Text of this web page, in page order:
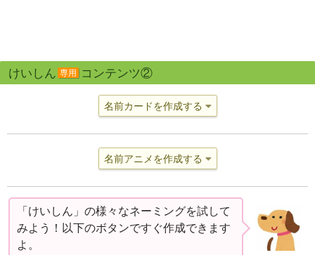
けいしん 専用 コンテンツ②
名前カードを作成する
名前アニメを作成する
「けいしん」の様々なネーミングを試して
みよう！以下のボタンですぐ作成できます
よ。